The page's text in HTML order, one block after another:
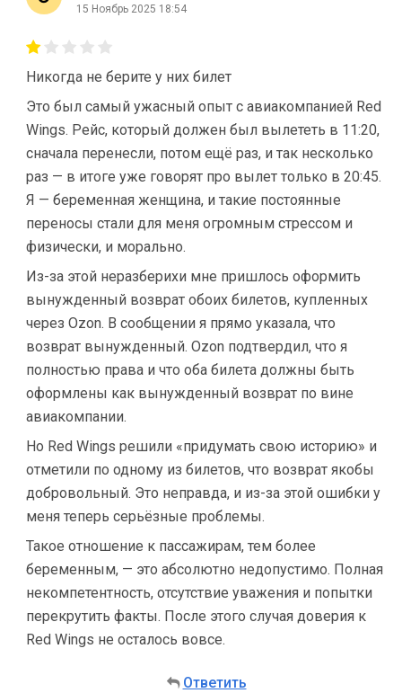
15 Ноябрь 2025 18:54
Никогда не берите у них билет
Это был самый ужасный опыт с авиакомпанией Red
Wings. Рейс, который должен был вылететь в 11:20,
сначала перенесли, потом ещё раз, и так несколько
раз — в итоге уже говорят про вылет только в 20:45.
Я — беременная женщина, и такие постоянные
переносы стали для меня огромным стрессом и
физически, и морально.
Из-за этой неразберихи мне пришлось оформить
вынужденный возврат обоих билетов, купленных
через Ozon. В сообщении я прямо указала, что
возврат вынужденный. Ozon подтвердил, что я
полностью права и что оба билета должны быть
оформлены как вынужденный возврат по вине
авиакомпании.
Но Red Wings решили «придумать свою историю» и
отметили по одному из билетов, что возврат якобы
добровольный. Это неправда, и из-за этой ошибки у
меня теперь серьёзные проблемы.
Такое отношение к пассажирам, тем более
беременным, — это абсолютно недопустимо. Полная
некомпетентность, отсутствие уважения и попытки
перекрутить факты. После этого случая доверия к
Red Wings не осталось вовсе.
Ответить